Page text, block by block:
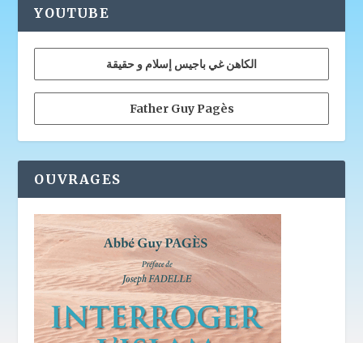
YOUTUBE
الكاهن غي باجيس إسلام و حقيقة
Father Guy Pagès
OUVRAGES